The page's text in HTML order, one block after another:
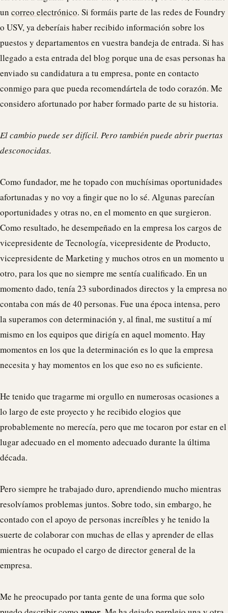
un correo electrónico. Si formáis parte de las redes de Foundry
o USV, ya deberíais haber recibido información sobre los
puestos y departamentos en vuestra bandeja de entrada. Si has
llegado a esta entrada del blog porque una de esas personas ha
enviado su candidatura a tu empresa, ponte en contacto
conmigo para que pueda recomendártela de todo corazón. Me
considero afortunado por haber formado parte de su historia.
El cambio puede ser difícil. Pero también puede abrir puertas
desconocidas.
Como fundador, me he topado con muchísimas oportunidades
afortunadas y no voy a fingir que no lo sé. Algunas parecían
oportunidades y otras no, en el momento en que surgieron.
Como resultado, he desempeñado en la empresa los cargos de
vicepresidente de Tecnología, vicepresidente de Producto,
vicepresidente de Marketing y muchos otros en un momento u
otro, para los que no siempre me sentía cualificado. En un
momento dado, tenía 23 subordinados directos y la empresa no
contaba con más de 40 personas. Fue una época intensa, pero
la superamos con determinación y, al final, me sustituí a mí
mismo en los equipos que dirigía en aquel momento. Hay
momentos en los que la determinación es lo que la empresa
necesita y hay momentos en los que eso no es suficiente.
He tenido que tragarme mi orgullo en numerosas ocasiones a
lo largo de este proyecto y he recibido elogios que
probablemente no merecía, pero que me tocaron por estar en el
lugar adecuado en el momento adecuado durante la última
década.
Pero siempre he trabajado duro, aprendiendo mucho mientras
resolvíamos problemas juntos. Sobre todo, sin embargo, he
contado con el apoyo de personas increíbles y he tenido la
suerte de colaborar con muchas de ellas y aprender de ellas
mientras he ocupado el cargo de director general de la
empresa.
Me he preocupado por tanta gente de una forma que solo